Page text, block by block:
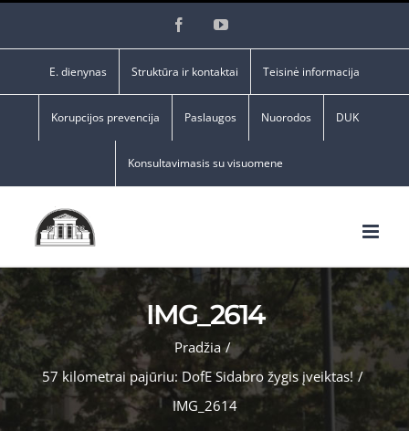
FacebookYouTube
E. dienynas Struktūra ir kontaktai Teisinė informacija
Korupcijos prevencija Paslaugos Nuorodos DUK
Konsultavimasis su visuomene
IMG_2614
Pradžia /
57 kilometrai pajūriu: DofE Sidabro žygis įveiktas! /
IMG_2614